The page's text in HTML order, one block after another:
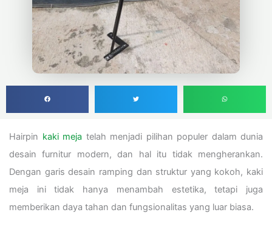
Hairpin kaki meja telah menjadi pilihan populer dalam dunia
desain furnitur modern, dan hal itu tidak mengherankan.
Dengan garis desain ramping dan struktur yang kokoh, kaki
meja ini tidak hanya menambah estetika, tetapi juga
memberikan daya tahan dan fungsionalitas yang luar biasa.